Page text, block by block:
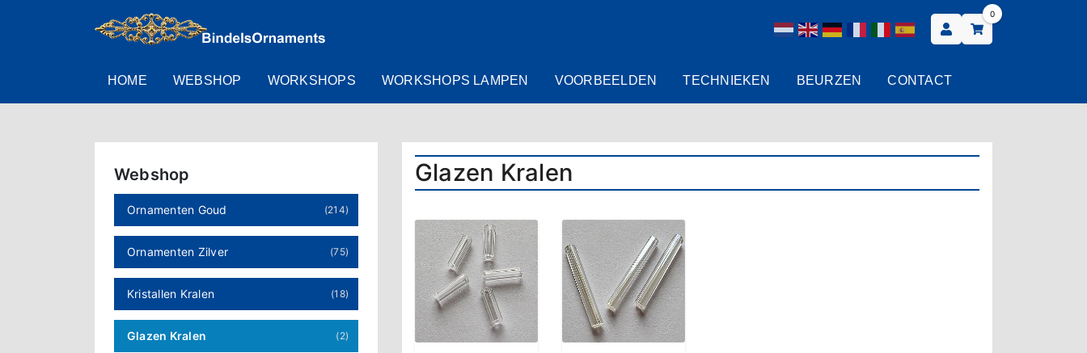
0
HOME WEBSHOP WORKSHOPS WORKSHOPS LAMPEN VOORBEELDEN TECHNIEKEN BEURZEN CONTACT
Glazen Kralen
Webshop
Ornamenten Goud (214)
Ornamenten Zilver (75)
Kristallen Kralen (18)
Glazen Kralen (2)